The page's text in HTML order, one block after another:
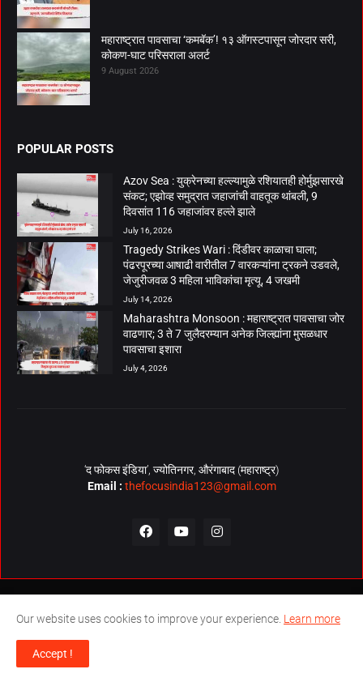
महाराष्ट्रात पावसाचा ‘कमबॅक’! १३ ऑगस्टपासून जोरदार सरी,
कोकण-घाट परिसराला अलर्ट
9 August 2026
POPULAR POSTS
Azov Sea : युक्रेनच्या हल्ल्यामुळे रशियातही होर्मुझसारखे
संकट; एझोव्ह समुद्रात जहाजांची वाहतूक थांबली, 9
दिवसांत 116 जहाजांवर हल्ले झाले
July 16, 2026
Tragedy Strikes Wari : दिंडीवर काळाचा घाला;
पंढरपूरच्या आषाढी वारीतील 7 वारकऱ्यांना ट्रकने उडवले,
जेजुरीजवळ 3 महिला भाविकांचा मृत्यू, 4 जखमी
July 14, 2026
Maharashtra Monsoon : महाराष्ट्रात पावसाचा जोर
वाढणार; 3 ते 7 जुलैदरम्यान अनेक जिल्ह्यांना मुसळधार
पावसाचा इशारा
July 4, 2026
‘द फोकस इंडिया’, ज्योतिनगर, औरंगाबाद (महाराष्ट्र)
Email : thefocusindia123@gmail.com
© Copyrights 2026. All Rights Reserved. Technical Support by
About Us Contact Us The Focus India Policy
Our website uses cookies to improve your experience. Learn more
Accept !